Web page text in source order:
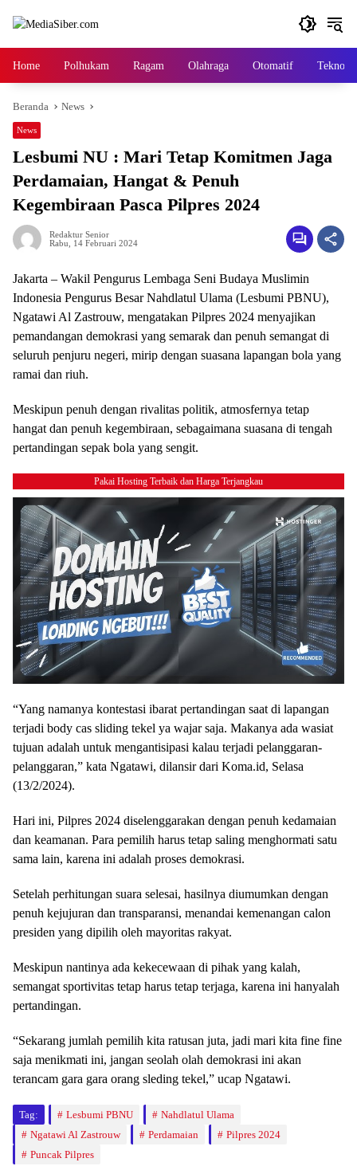
Home Polhukam Ragam Olahraga Otomatif Tekno
Beranda News
News
Lesbumi NU : Mari Tetap Komitmen Jaga
Perdamaian, Hangat & Penuh
Kegembiraan Pasca Pilpres 2024
Redaktur Senior
Rabu, 14 Februari 2024
Jakarta – Wakil Pengurus Lembaga Seni Budaya Muslimin
Indonesia Pengurus Besar Nahdlatul Ulama (Lesbumi PBNU),
Ngatawi Al Zastrouw, mengatakan Pilpres 2024 menyajikan
pemandangan demokrasi yang semarak dan penuh semangat di
seluruh penjuru negeri, mirip dengan suasana lapangan bola yang
ramai dan riuh.
Meskipun penuh dengan rivalitas politik, atmosfernya tetap
hangat dan penuh kegembiraan, sebagaimana suasana di tengah
pertandingan sepak bola yang sengit.
Pakai Hosting Terbaik dan Harga Terjangkau
“Yang namanya kontestasi ibarat pertandingan saat di lapangan
terjadi body cas sliding tekel ya wajar saja. Makanya ada wasiat
tujuan adalah untuk mengantisipasi kalau terjadi pelanggaran-
pelanggaran,” kata Ngatawi, dilansir dari Koma.id, Selasa
(13/2/2024).
Hari ini, Pilpres 2024 diselenggarakan dengan penuh kedamaian
dan keamanan. Para pemilih harus tetap saling menghormati satu
sama lain, karena ini adalah proses demokrasi.
Setelah perhitungan suara selesai, hasilnya diumumkan dengan
penuh kejujuran dan transparansi, menandai kemenangan calon
presiden yang dipilih oleh mayoritas rakyat.
Meskipun nantinya ada kekecewaan di pihak yang kalah,
semangat sportivitas tetap harus tetap terjaga, karena ini hanyalah
pertandingan.
“Sekarang jumlah pemilih kita ratusan juta, jadi mari kita fine fine
saja menikmati ini, jangan seolah olah demokrasi ini akan
terancam gara gara orang sleding tekel,” ucap Ngatawi.
Tag: Lesbumi PBNU
Nahdlatul Ulama
Ngatawi Al Zastrouw
Perdamaian
Pilpres 2024
Puncak Pilpres